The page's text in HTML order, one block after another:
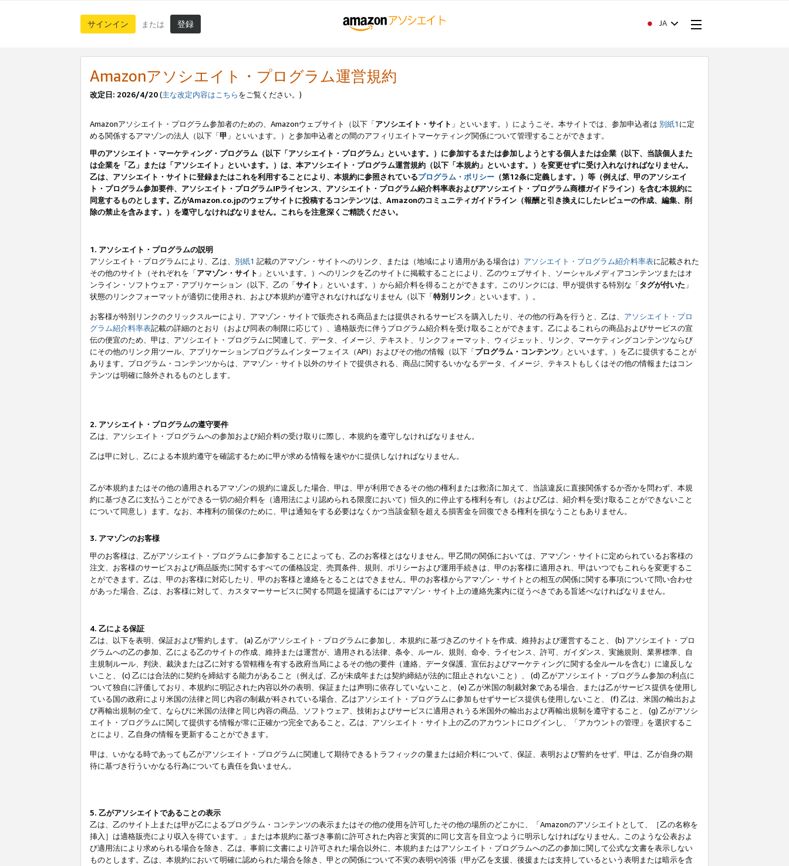
サインイン または 登録 JA
Amazonアソシエイト・プログラム運営規約
改定日: 2026/4/20(主な改定内容はこちらをご覧ください。)
Amazonアソシエイト・プログラム参加者のための、Amazonウェブサイト（以下「アソシエイト・サイト 」といいます。）にようこそ。本サイトでは、参加申込者は 別紙1 に定
める関係するアマゾンの法人（以下「甲 」といいます。）と参加申込者との間のアフィリエイトマーケティング関係について管理することができます。
甲のアソシエイト・マーケティング・プログラム（以下「アソシエイト・プログラム」といいます。）に参加するまたは参加しようとする個人または企業（以下、当該個人また
は企業を「乙」または「アソシエイト」といいます。）は、本アソシエイト・プログラム運営規約（以下「本規約」といいます。）を変更せずに受け入れなければなりません。
乙は、アソシエイト・サイトに登録またはこれを利用することにより、本規約に参照されているプログラム・ポリシー （第12条に定義します。）等（例えば、甲のアソシエイ
ト・プログラム参加要件、アソシエイト・プログラムIPライセンス、アソシエイト・プログラム紹介料率表およびアソシエイト・プログラム商標ガイドライン）を含む本規約に
同意するものとします。乙がAmazon.co.jpのウェブサイトに投稿するコンテンツは、Amazonのコミュニティガイドライン（報酬と引き換えにしたレビューの作成、編集、削
除の禁止を含みます。）を遵守しなければなりません。これらを注意深くご精読ください。
1. アソシエイト・プログラムの説明
アソシエイト・プログラムにより、乙は、 別紙1 記載のアマゾン・サイトへのリンク、または（地域により適用がある場合は） アソシエイト・プログラム紹介料率表に記載された
その他のサイト（それぞれを「アマゾン・サイト 」といいます。）へのリンクを乙のサイトに掲載することにより、乙のウェブサイト、ソーシャルメディアコンテンツまたはオ
ンライン・ソフトウェア・アプリケーション（以下、乙の「サイト 」といいます。）から紹介料を得ることができます。このリンクには、甲が提供する特別な「タグが付いた 」
状態のリンクフォーマットが適切に使用され、および本規約が遵守されなければなりません（以下「特別リンク 」といいます。）。
お客様が特別リンクのクリックスルーにより、アマゾン・サイトで販売される商品または提供されるサービスを購入したり、その他の行為を行うと、乙は、 アソシエイト・プロ
グラム紹介料率表記載の詳細のとおり（および同表の制限に応じて）、適格販売に伴うプログラム紹介料を受け取ることができます。乙によるこれらの商品およびサービスの宣
伝の便宜のため、甲は、アソシエイト・プログラムに関連して、データ、イメージ、テキスト、リンクフォーマット、ウィジェット、リンク、マーケティングコンテンツならび
にその他のリンク用ツール、アプリケーションプログラムインターフェイス（API）およびその他の情報（以下「プログラム・コンテンツ 」といいます。）を乙に提供することが
あります。プログラム・コンテンツからは、アマゾン・サイト以外のサイトで提供される、商品に関するいかなるデータ、イメージ、テキストもしくはその他の情報またはコン
テンツは明確に除外されるものとします。
2. アソシエイト・プログラムの遵守要件
乙は、アソシエイト・プログラムへの参加および紹介料の受け取りに際し、本規約を遵守しなければなりません。
乙は甲に対し、乙による本規約遵守を確認するために甲が求める情報を速やかに提供しなければなりません。
乙が本規約またはその他の適用されるアマゾンの規約に違反した場合、甲は、甲が利用できるその他の権利または救済に加えて、当該違反に直接関係するか否かを問わず、本規
約に基づき乙に支払うことができる一切の紹介料を（適用法により認められる限度において）恒久的に停止する権利を有し（および乙は、紹介料を受け取ることができないこと
について同意し）ます。なお、本権利の留保のために、甲は通知をする必要はなくかつ当該金額を超える損害金を回復できる権利を損なうこともありません。
3. アマゾンのお客様
甲のお客様は、乙がアソシエイト・プログラムに参加することによっても、乙のお客様とはなりません。甲乙間の関係においては、アマゾン・サイトに定められているお客様の
注文、お客様のサービスおよび商品販売に関するすべての価格設定、売買条件、規則、ポリシーおよび運用手続きは、甲のお客様に適用され、甲はいつでもこれらを変更するこ
とができます。乙は、甲のお客様に対応したり、甲のお客様と連絡をとることはできません。甲のお客様からアマゾン・サイトとの相互の関係に関する事項について問い合わせ
があった場合、乙は、お客様に対して、カスタマーサービスに関する問題を提議するにはアマゾン・サイト上の連絡先案内に従うべきである旨述べなければなりません。
4. 乙による保証
乙は、以下を表明、保証および誓約します。 (a) 乙がアソシエイト・プログラムに参加し、本規約に基づき乙のサイトを作成、維持および運営すること、 (b) アソシエイト・プロ
グラムへの乙の参加、乙による乙のサイトの作成、維持または運営が、適用される法律、条令、ルール、規則、命令、ライセンス、許可、ガイダンス、実施規則、業界標準、自
主規制ルール、判決、裁決または乙に対する管轄権を有する政府当局によるその他の要件（連絡、データ保護、宣伝およびマーケティングに関する全ルールを含む）に違反しな
いこと、 (c) 乙には合法的に契約を締結する能力があること（例えば、乙が未成年または契約締結が法的に阻止されないこと）、 (d) 乙がアソシエイト・プログラム参加の利点に
ついて独自に評価しており、本規約に明記された内容以外の表明、保証または声明に依存していないこと、 (e) 乙が米国の制裁対象である場合、または乙がサービス提供を使用し
ている国の政府により米国の法律と同じ内容の制裁が科されている場合、乙はアソシエイト・プログラムに参加もせずサービス提供も使用しないこと、 (f) 乙は、米国の輸出およ
び再輸出規制の全て、ならびに米国の法律と同じ内容の商品、ソフトウェア、技術およびサービスに適用されうる米国外の輸出および再輸出規制を遵守すること、 (g) 乙がアソシ
エイト・プログラムに関して提供する情報が常に正確かつ完全であること。乙は、アソシエイト・サイト上の乙のアカウントにログインし、「アカウントの管理」を選択するこ
とにより、乙自身の情報を更新することができます。
甲は、いかなる時であっても乙がアソシエイト・プログラムに関連して期待できるトラフィックの量または紹介料について、保証、表明および誓約をせず、甲は、乙が自身の期
待に基づき行ういかなる行為についても責任を負いません。
5. 乙がアソシエイトであることの表示
乙は、乙のサイト上または甲が乙によるプログラム・コンテンツの表示またはその他の使用を許可したその他の場所のどこかに、「Amazonのアソシエイトとして、［乙の名称を
挿入］は適格販売により収入を得ています。」または本規約に基づき事前に許可された内容と実質的に同じ文言を目立つように明示しなければなりません。このような公表およ
び適用法により求められる場合を除き、乙は、事前に文書により許可された場合以外に、本規約またはアソシエイト・プログラムへの乙の参加に関して公式な文書を表示しない
ものとします。乙は、本規約において明確に認められた場合を除き、甲との関係について不実の表明や誇張（甲が乙を支援、後援または支持しているという表明または暗示を含